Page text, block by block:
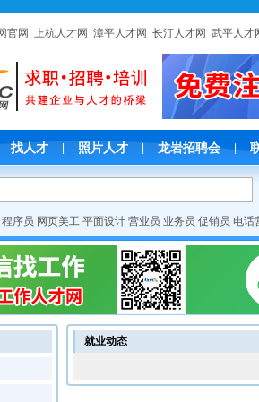
官网 上杭人才网 漳平人才网 长汀人才网 武平人才
找人才 照片人才 龙岩招聘会 |
程序员 网页美工 平面设计 营业员 业务员 促销员 电话
就业动态